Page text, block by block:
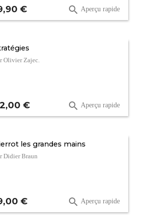
€  Aperçu rapide
Olivier Zajec.
€  Aperçu rapide
les grandes mains
Didier Braun
€  Aperçu rapide